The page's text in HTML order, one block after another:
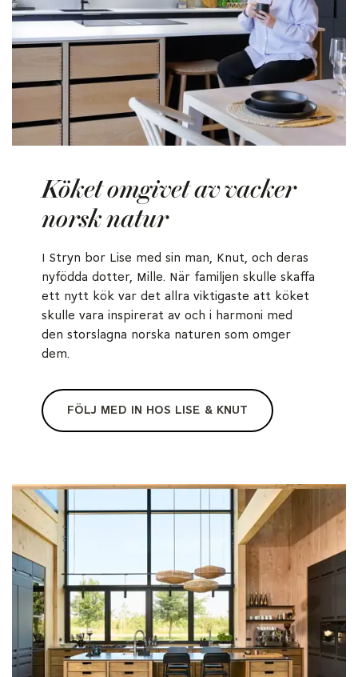
Köket omgivet av vacker
norsk natur
I Stryn bor Lise med sin man, Knut, och deras
nyfödda dotter, Mille. När familjen skulle skaffa
ett nytt kök var det allra viktigaste att köket
skulle vara inspirerat av och i harmoni med
den storslagna norska naturen som omger
dem.
FÖLJ MED IN HOS LISE & KNUT